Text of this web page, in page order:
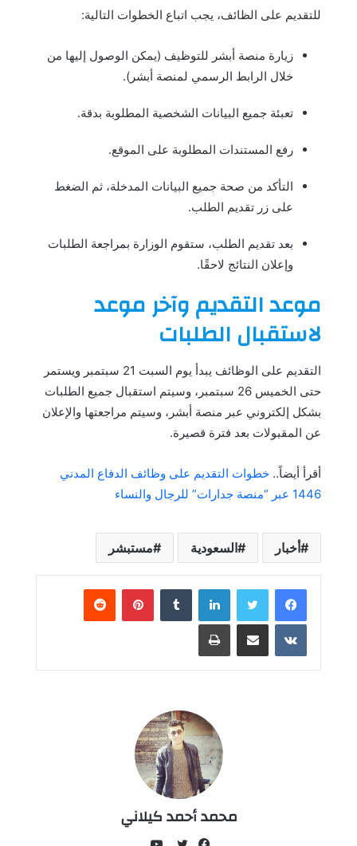
للتقديم على الظائف، يجب اتباع الخطوات التالية:
زيارة منصة أبشر للتوظيف (يمكن الوصول إليها من
خلال الرابط الرسمي لمنصة أبشر).
تعبئة جميع البيانات الشخصية المطلوبة بدقة.
رفع المستندات المطلوبة على الموقع.
التأكد من صحة جميع البيانات المدخلة، ثم الضغط
على زر تقديم الطلب.
بعد تقديم الطلب، ستقوم الوزارة بمراجعة الطلبات
وإعلان النتائج لاحقًا.
موعد التقديم وآخر موعد
لاستقبال الطلبات
التقديم على الوظائف يبدأ يوم السبت 21 سبتمبر ويستمر
حتى الخميس 26 سبتمبر، وسيتم استقبال جميع الطلبات
بشكل إلكتروني عبر منصة أبشر، وسيتم مراجعتها والإعلان
عن المقبولات بعد فترة قصيرة.
أقرأ أيضاً.. خطوات التقديم على وظائف الدفاع المدني
1446 عبر “منصة جدارات” للرجال والنساء
أخبار السعودية مستبشر
لينكدإن بينتيريست
مشاركة عبر البريد طباعة
محمد أحمد كيلاني